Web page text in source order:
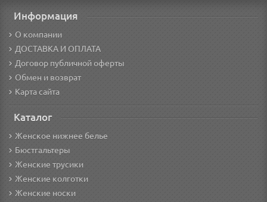
Информация
О компании
ДОСТАВКА И ОПЛАТА
Договор публичной оферты
Обмен и возврат
Карта сайта
Каталог
Женское нижнее белье
Бюстгальтеры
Женские трусики
Женские колготки
Женские носки